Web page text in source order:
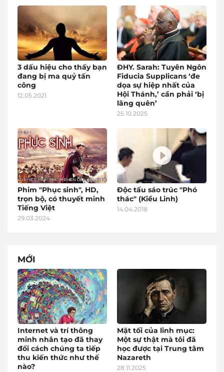
3 dấu hiệu cho thấy bạn
đang bị ma quỷ tấn
công
12.05.2021
ĐHY. Sarah: Tuyên Ngôn
Fiducia Supplicans ‘đe
dọa sự hiệp nhất của
Hội Thánh,’ cần phải ‘bị
lãng quên’
25.10.2025
Phim "Phục sinh", HD,
trọn bộ, có thuyết minh
Tiếng Việt
29.03.2024
Độc tấu sáo trúc "Phó
thác" (Kiều Linh)
14.04.2018
MỚI
Internet và trí thông
minh nhân tạo đã thay
đổi cách chúng ta tiếp
thu kiến thức như thế
nào?
Mặt tối của linh mục:
Một sự thật mà tôi đã
học được tại Trung tâm
Nazareth
28.11.2025